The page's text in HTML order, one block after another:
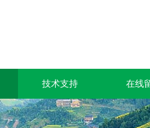
技术支持 在线